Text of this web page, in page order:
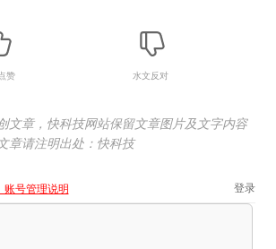
赞 水文反对
文章，快科技网站保留文章图片及文字内容
章请注明出处：快科技
账号管理说明 登录